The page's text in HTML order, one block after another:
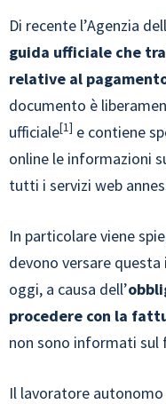
Di recente l’Agenzia
guida ufficiale che
relative al
documento è
ufficiale 1 e contiene
online le informazioni
tutti i servizi web
In particolare viene
devono versare
oggi, a causa dell’
procedere con la
non sono informati sul
Il lavoratore